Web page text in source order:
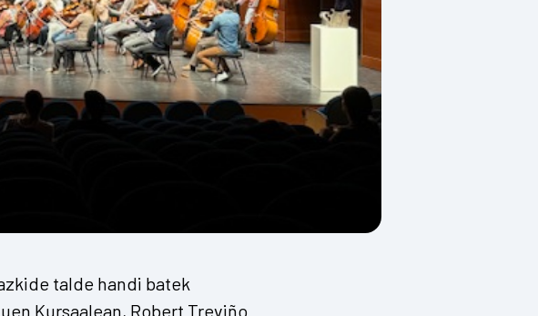
talde handi batek
Kursaalean, Robert Treviño